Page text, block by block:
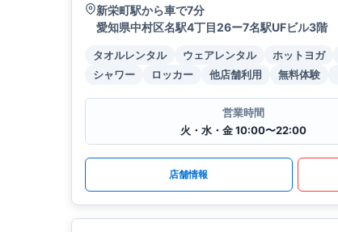
新栄町駅から車で7分
愛知県中村区名駅4丁目26ー7名駅UFビル3階
タオルレンタル ウェアレンタル ホットヨガ
シャワー
ロッカー 他店舗利用 無料体験
営業時間
火・水・金 10:00〜22:00
店舗情報